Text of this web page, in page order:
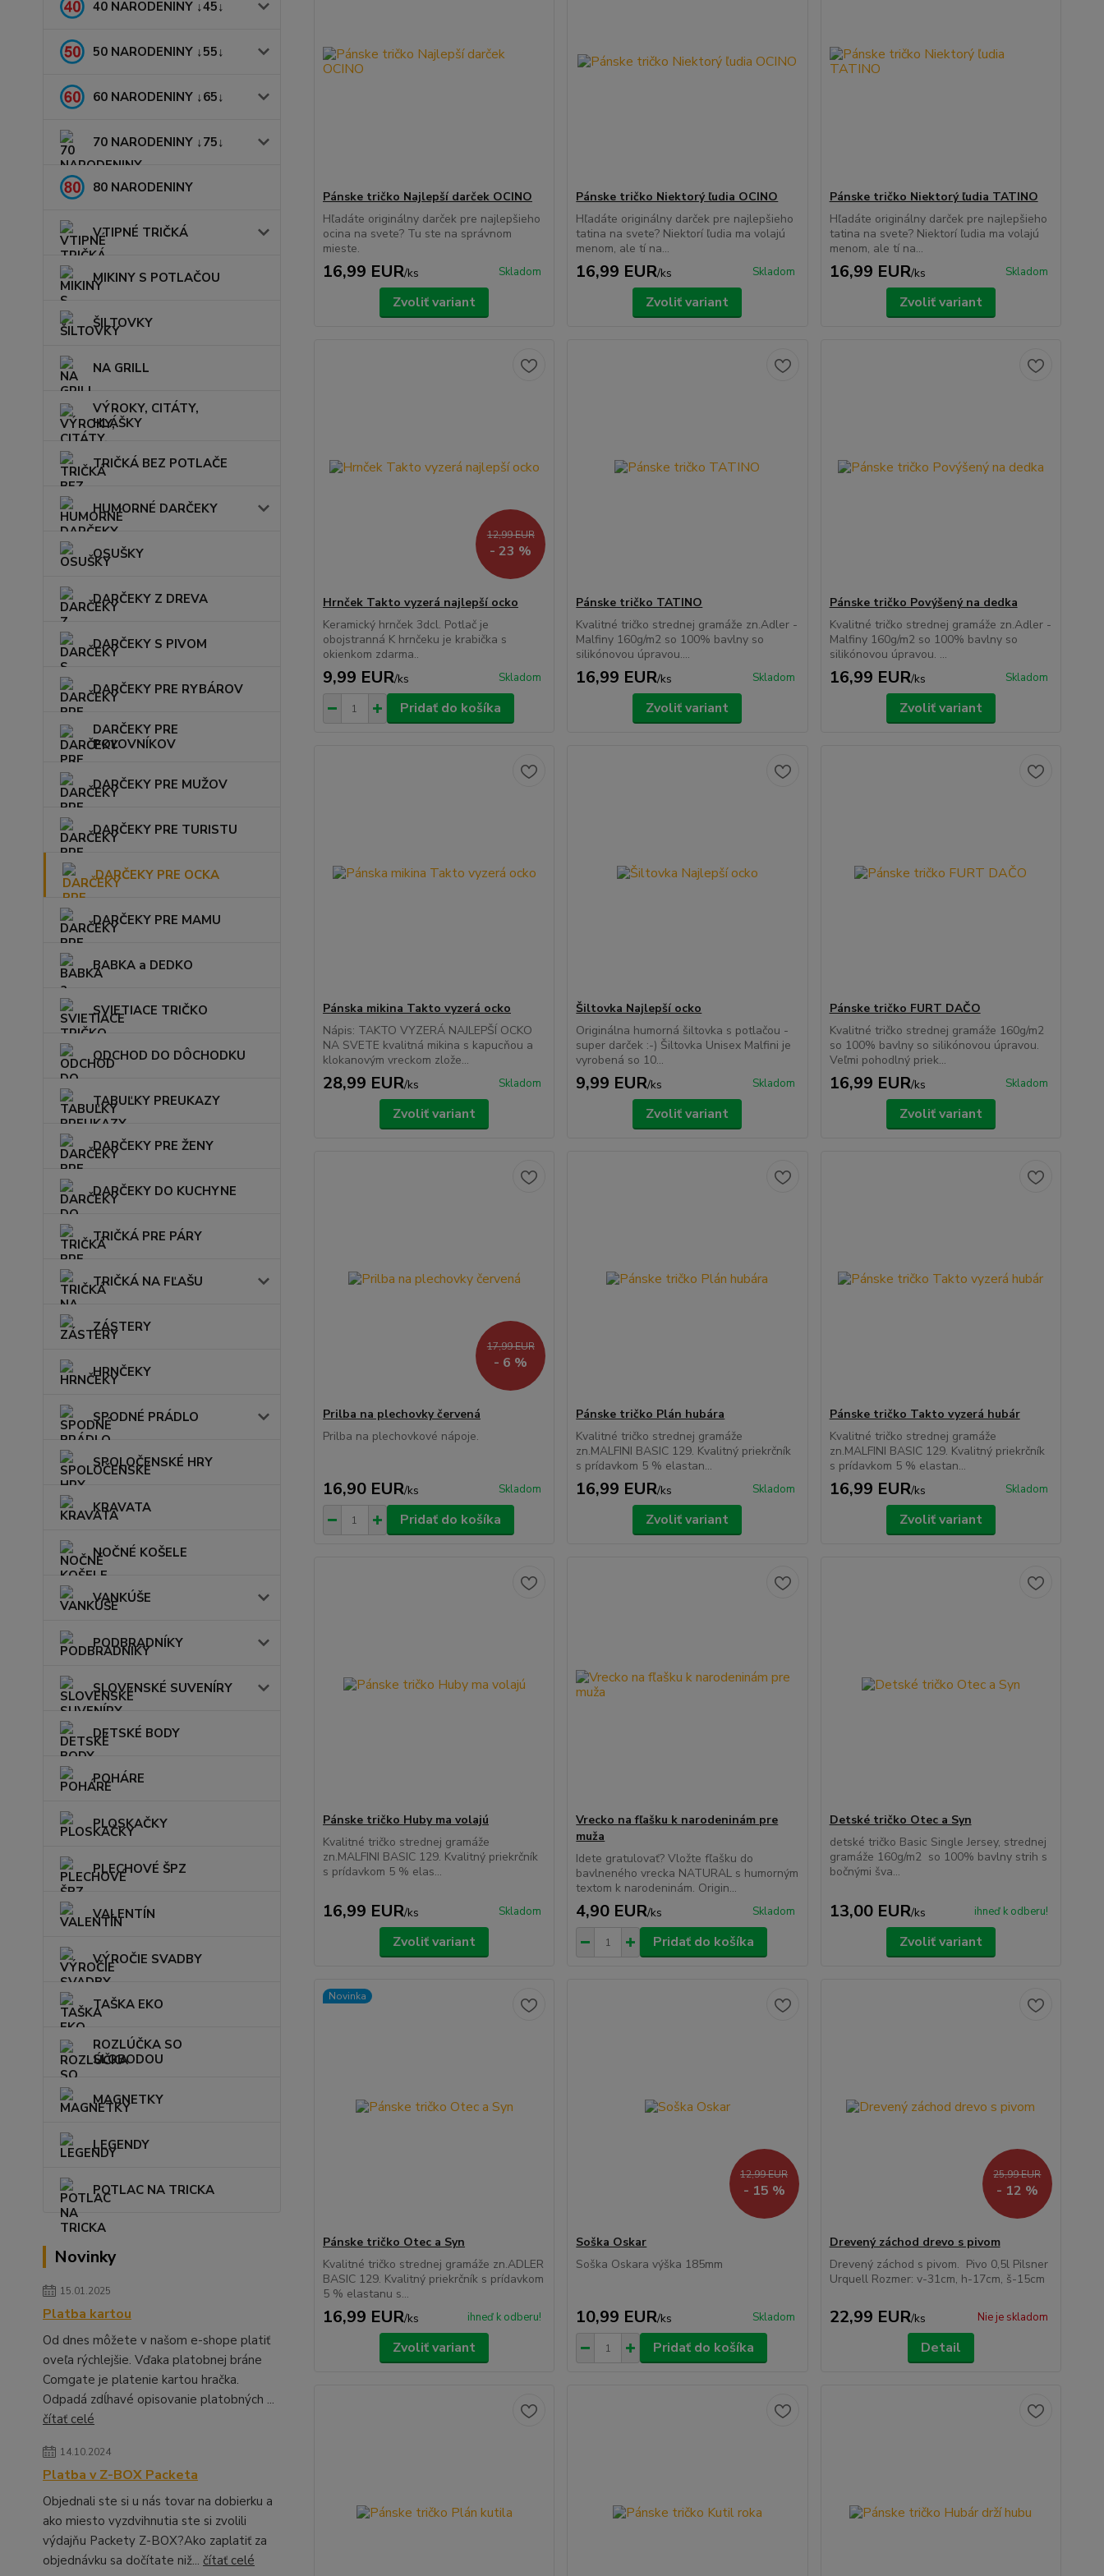
40 NARODENINY ↓45↓
50 NARODENINY ↓55↓
60 NARODENINY ↓65↓
70 NARODENINY ↓75↓
80 NARODENINY
VTIPNÉ TRIČKÁ
MIKINY S POTLAČOU
ŠILTOVKY
NA GRILL
VÝROKY, CITÁTY,
HLÁŠKY
TRIČKÁ BEZ POTLAČE
HUMORNÉ DARČEKY
OSUŠKY
DARČEKY Z DREVA
DARČEKY S PIVOM
DARČEKY PRE RYBÁROV
DARČEKY PRE
POĽOVNÍKOV
DARČEKY PRE MUŽOV
DARČEKY PRE TURISTU
DARČEKY PRE OCKA
DARČEKY PRE MAMU
BABKA a DEDKO
SVIETIACE TRIČKO
ODCHOD DO DÔCHODKU
TABUĽKY PREUKAZY
DARČEKY PRE ŽENY
DARČEKY DO KUCHYNE
TRIČKÁ PRE PÁRY
TRIČKÁ NA FĽAŠU
ZÁSTERY
HRNČEKY
SPODNÉ PRÁDLO
SPOLOČENSKÉ HRY
KRAVATA
NOČNÉ KOŠELE
VANKÚŠE
PODBRADNÍKY
SLOVENSKÉ SUVENÍRY
DETSKÉ BODY
POHÁRE
PLOSKAČKY
PLECHOVÉ ŠPZ
VALENTÍN
VÝROČIE SVADBY
TAŠKA EKO
ROZLÚČKA SO
SLOBODOU
MAGNETKY
LEGENDY
POTLAC NA TRICKA
Novinky
15.01.2025
Platba kartou
Od dnes môžete v našom e-shope platiť
oveľa rýchlejšie. Vďaka platobnej bráne
Comgate je platenie kartou hračka.
Odpadá zdĺhavé opisovanie platobných ...
čítať celé
14.10.2024
Platba v Z-BOX Packeta
Objednali ste si u nás tovar na dobierku a
ako miesto vyzdvihnutia ste si zvolili
výdajňu Packety Z-BOX?Ako zaplatiť za
objednávku sa dočítate niž... čítať celé
Pánske tričko Najlepší darček OCINO
Hľadáte originálny darček pre najlepšieho
ocina na svete? Tu ste na správnom
mieste.
16,99 EUR/ks Skladom
Zvoliť variant
Pánske tričko Niektorý ľudia OCINO
Hľadáte originálny darček pre najlepšieho
tatina na svete? Niektorí ľudia ma volajú
menom, ale tí na...
16,99 EUR/ks Skladom
Zvoliť variant
Pánske tričko Niektorý ľudia TATINO
Hľadáte originálny darček pre najlepšieho
tatina na svete? Niektorí ľudia ma volajú
menom, ale tí na...
16,99 EUR/ks Skladom
Zvoliť variant
12,99 EUR
- 23 %
Hrnček Takto vyzerá najlepší ocko
Keramický hrnček 3dcl. Potlač je
obojstranná K hrnčeku je krabička s
okienkom zdarma..
9,99 EUR/ks Skladom
Pridať do košíka
Pánske tričko TATINO
Kvalitné tričko strednej gramáže zn.Adler -
Malfiny 160g/m2 so 100% bavlny so
silikónovou úpravou....
16,99 EUR/ks Skladom
Zvoliť variant
Pánske tričko Povýšený na dedka
Kvalitné tričko strednej gramáže zn.Adler -
Malfiny 160g/m2 so 100% bavlny so
silikónovou úpravou. ...
16,99 EUR/ks Skladom
Zvoliť variant
Pánska mikina Takto vyzerá ocko
Nápis: TAKTO VYZERÁ NAJLEPŠÍ OCKO
NA SVETE kvalitná mikina s kapucňou a
klokanovým vreckom zlože...
28,99 EUR/ks Skladom
Zvoliť variant
Šiltovka Najlepší ocko
Originálna humorná šiltovka s potlačou -
super darček :-) Šiltovka Unisex Malfini je
vyrobená so 10...
9,99 EUR/ks Skladom
Zvoliť variant
Pánske tričko FURT DAČO
Kvalitné tričko strednej gramáže 160g/m2
so 100% bavlny so silikónovou úpravou.
Veľmi pohodlný priek...
16,99 EUR/ks Skladom
Zvoliť variant
17,99 EUR
- 6 %
Prilba na plechovky červená
Prilba na plechovkové nápoje.
16,90 EUR/ks Skladom
Pridať do košíka
Pánske tričko Plán hubára
Kvalitné tričko strednej gramáže
zn.MALFINI BASIC 129. Kvalitný priekrčník
s prídavkom 5 % elastan...
16,99 EUR/ks Skladom
Zvoliť variant
Pánske tričko Takto vyzerá hubár
Kvalitné tričko strednej gramáže
zn.MALFINI BASIC 129. Kvalitný priekrčník
s prídavkom 5 % elastan...
16,99 EUR/ks Skladom
Zvoliť variant
Pánske tričko Huby ma volajú
Kvalitné tričko strednej gramáže
zn.MALFINI BASIC 129. Kvalitný priekrčník
s prídavkom 5 % elas...
16,99 EUR/ks Skladom
Zvoliť variant
Vrecko na fľašku k narodeninám pre
muža
Idete gratulovať? Vložte fľašku do
bavlneného vrecka NATURAL s humorným
textom k narodeninám. Origin...
4,90 EUR/ks Skladom
Pridať do košíka
Detské tričko Otec a Syn
detské tričko Basic Single Jersey, strednej
gramáže 160g/m2 so 100% bavlny strih s
bočnými šva...
13,00 EUR/ks ihneď k odberu!
Zvoliť variant
Novinka
Pánske tričko Otec a Syn
Kvalitné tričko strednej gramáže zn.ADLER
BASIC 129. Kvalitný priekrčník s prídavkom
5 % elastanu s...
16,99 EUR/ks ihneď k odberu!
Zvoliť variant
12,99 EUR
- 15 %
Soška Oskar
Soška Oskara výška 185mm
10,99 EUR/ks Skladom
Pridať do košíka
25,99 EUR
- 12 %
Drevený záchod drevo s pivom
Drevený záchod s pivom. Pivo 0,5l Pilsner
Urquell Rozmer: v-31cm, h-17cm, š-15cm
22,99 EUR/ks Nie je skladom
Detail